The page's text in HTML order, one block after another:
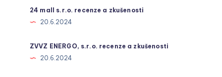
24 mall s.r.o. recenze a zkušenosti
20.6.2024
ZVVZ ENERGO, s.r.o. recenze a zkušenosti
20.6.2024